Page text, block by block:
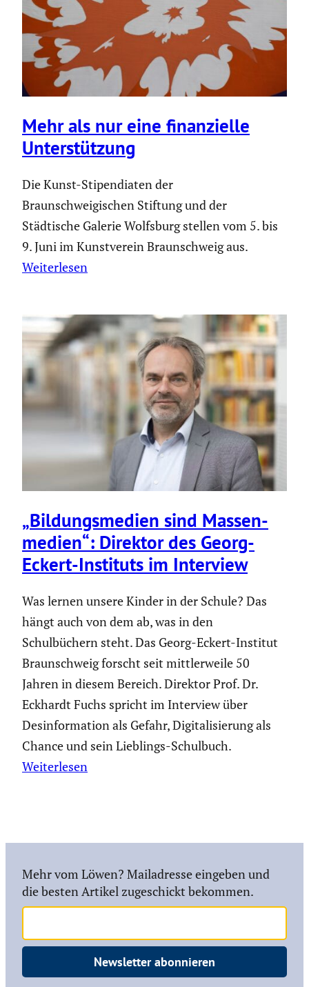
Mehr als nur eine finan­zi­elle
Unter­stüt­zung
Die Kunst-Stipendiaten der
Braunschweigischen Stiftung und der
Städtische Galerie Wolfsburg stellen vom 5. bis
9. Juni im Kunstverein Braunschweig aus.
Weiterlesen
„Bildungs­me­dien sind Massen­
me­dien“: Direktor des Georg-
Eckert-Instituts im Interview
Was lernen unsere Kinder in der Schule? Das
hängt auch von dem ab, was in den
Schulbüchern steht. Das Georg-Eckert-Institut
Braunschweig forscht seit mittlerweile 50
Jahren in diesem Bereich. Direktor Prof. Dr.
Eckhardt Fuchs spricht im Interview über
Desinformation als Gefahr, Digitalisierung als
Chance und sein Lieblings-Schulbuch.
Weiterlesen
Mehr vom Löwen? Mailadresse eingeben und
die besten Artikel zugeschickt bekommen.
Newsletter abonnieren